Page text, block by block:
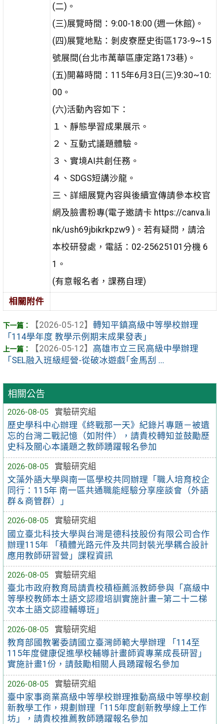
相關公告
2026-08-05
實驗研究組
歷史學科中心辦理《終戰那一天》紀錄片專題－被遺
忘的台灣二戰記憶（如附件），請貴校轉知並鼓勵歷
史科及關心本議題之教師踴躍報名參加
2026-08-05
實驗研究組
文藻外語大學與南一區學校共同辦理「職人培育校企
同行：115年 南一區共通職能經驗分享座談會（外語
群＆商管群）」
2026-08-05
實驗研究組
國立臺北科技大學與台灣是德科技股份有限公司合作
辦理115年 「積體光路元件及共同封裝光學耦合設計
應用教師研習營」課程資訊
2026-08-05
實驗研究組
臺北市政府教育局請貴校積極薦派教師參與「高級中
等學校教師本土語文認證培訓實施計畫—第二十二梯
次本土語文認證輔導班」
2026-08-05
實驗研究組
教育部國教署委請國立臺灣師範大學辦理 「114至
115年度健康促進學校輔導計畫師資專業成長研習」
實施計畫1份，請鼓勵相關人員踴躍報名參加
2026-08-05
實驗研究組
臺中家事商業高級中等學校辦理推動高級中等學校創
新教學工作，規劃辦理「115年度創新教學線上工作
坊」，請貴校推薦教師踴躍報名參加
(二)。
(三)展覽時間：9:00-18:00 (週一休館)。
(四)展覽地點：剝皮寮歷史街區173-9~15
號展間(台北市萬華區康定路173巷)。
(五)開幕時間：115年6月3日(三)9:30~10:
00。
(六)活動內容如下：
１、靜態學習成果展示。
２、互動式議題體驗。
３、實境AI共創任務。
４、SDGS短講沙龍。
三、詳細展覽內容與後續宣傳請參本校官
網及臉書粉專(電子邀請卡 https://canva.li
nk/ush69jbikrkpzw9 )。若有疑問，請洽
本校研發處，電話：02-25625101分機 6
1。
(有意報名者，課務自理)
相關附件
【2026-05-12】 轉知平鎮高級中等學校辦理
「114學年度 教學示例期末成果發表」
【2026-05-12】 高雄市立三民高級中學辦理
「SEL融入班級經營-從破冰遊戲｢金馬刮 ...